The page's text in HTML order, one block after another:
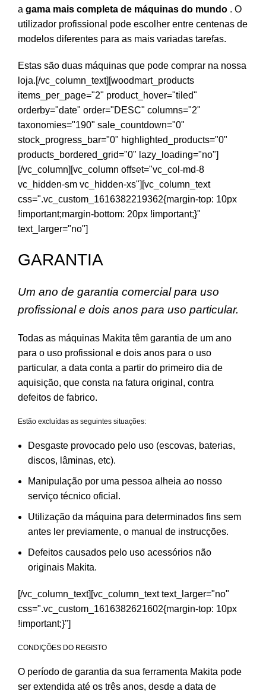
a gama mais completa de máquinas do mundo . O
utilizador profissional pode escolher entre centenas de
modelos diferentes para as mais variadas tarefas.
Estas são duas máquinas que pode comprar na nossa
loja.[/vc_column_text][woodmart_products
items_per_page="2" product_hover="tiled"
orderby="date" order="DESC" columns="2"
taxonomies="190" sale_countdown="0"
stock_progress_bar="0" highlighted_products="0"
products_bordered_grid="0" lazy_loading="no"]
[/vc_column][vc_column offset="vc_col-md-8
vc_hidden-sm vc_hidden-xs"][vc_column_text
css=".vc_custom_1616382219362{margin-top: 10px
!important;margin-bottom: 20px !important;}"
text_larger="no"]
GARANTIA
Um ano de garantia comercial para uso
profissional e dois anos para uso particular.
Todas as máquinas Makita têm garantia de um ano
para o uso profissional e dois anos para o uso
particular, a data conta a partir do primeiro dia de
aquisição, que consta na fatura original, contra
defeitos de fabrico.
Estão excluídas as seguintes situações:
Desgaste provocado pelo uso (escovas, baterias,
discos, lâminas, etc).
Manipulação por uma pessoa alheia ao nosso
serviço técnico oficial.
Utilização da máquina para determinados fins sem
antes ler previamente, o manual de instrucções.
Defeitos causados pelo uso acessórios não
originais Makita.
[/vc_column_text][vc_column_text text_larger="no"
css=".vc_custom_1616382621602{margin-top: 10px
!important;}"]
CONDIÇÕES DO REGISTO
O período de garantia da sua ferramenta Makita pode
ser extendida até os três anos, desde a data de